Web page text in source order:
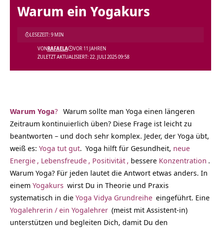
Warum ein Yogakurs
ZULETZT AKTUALISIERT: 22. JULI 2025 09:58
VONRAFAELA VOR 11 JAHREN
LESEZEIT: 9 MIN
Warum Yoga? Warum sollte man Yoga einen längeren
Zeitraum kontinuierlich üben? Diese Frage ist leicht zu
beantworten – und doch sehr komplex. Jeder, der Yoga übt,
weiß es: Yoga tut gut. Yoga hilft für Gesundheit, neue
Energie , Lebensfreude , Positivität , bessere Konzentration .
Warum Yoga? Für jeden lautet die Antwort etwas anders. In
einem Yogakurs wirst Du in Theorie und Praxis
systematisch in die Yoga Vidya Grundreihe eingeführt. Eine
Yogalehrerin / ein Yogalehrer (meist mit Assistent-in)
unterstützen und begleiten Dich, damit Du den